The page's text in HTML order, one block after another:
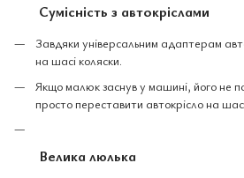
Сумісність з автокріслами
Завдяки універсальним адаптерам
на шасі коляски.
Якщо малюк заснув у машині, його не
просто переставити автокрісло на
Велика люлька